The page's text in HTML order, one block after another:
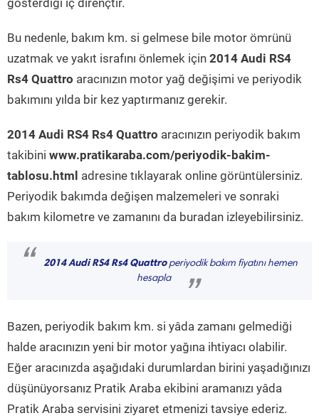
gösterdiği iç dirençtir.
Bu nedenle, bakım km. si gelmese bile motor ömrünü
uzatmak ve yakıt israfını önlemek için 2014 Audi RS4
Rs4 Quattro aracınızın motor yağ değişimi ve periyodik
bakımını yılda bir kez yaptırmanız gerekir.
2014 Audi RS4 Rs4 Quattro aracınızın periyodik bakım
takibini www.pratikaraba.com/periyodik-bakim-
tablosu.html adresine tıklayarak online görüntülersiniz.
Periyodik bakımda değişen malzemeleri ve sonraki
bakım kilometre ve zamanını da buradan izleyebilirsiniz.
“ 2014 Audi RS4 Rs4 Quattroperiyodik bakım fiyatını hemen
hesapla
”
Bazen, periyodik bakım km. si yâda zamanı gelmediği
halde aracınızın yeni bir motor yağına ihtiyacı olabilir.
Eğer aracınızda aşağıdaki durumlardan birini yaşadığınızı
düşünüyorsanız Pratik Araba ekibini aramanızı yâda
Pratik Araba servisini ziyaret etmenizi tavsiye ederiz.